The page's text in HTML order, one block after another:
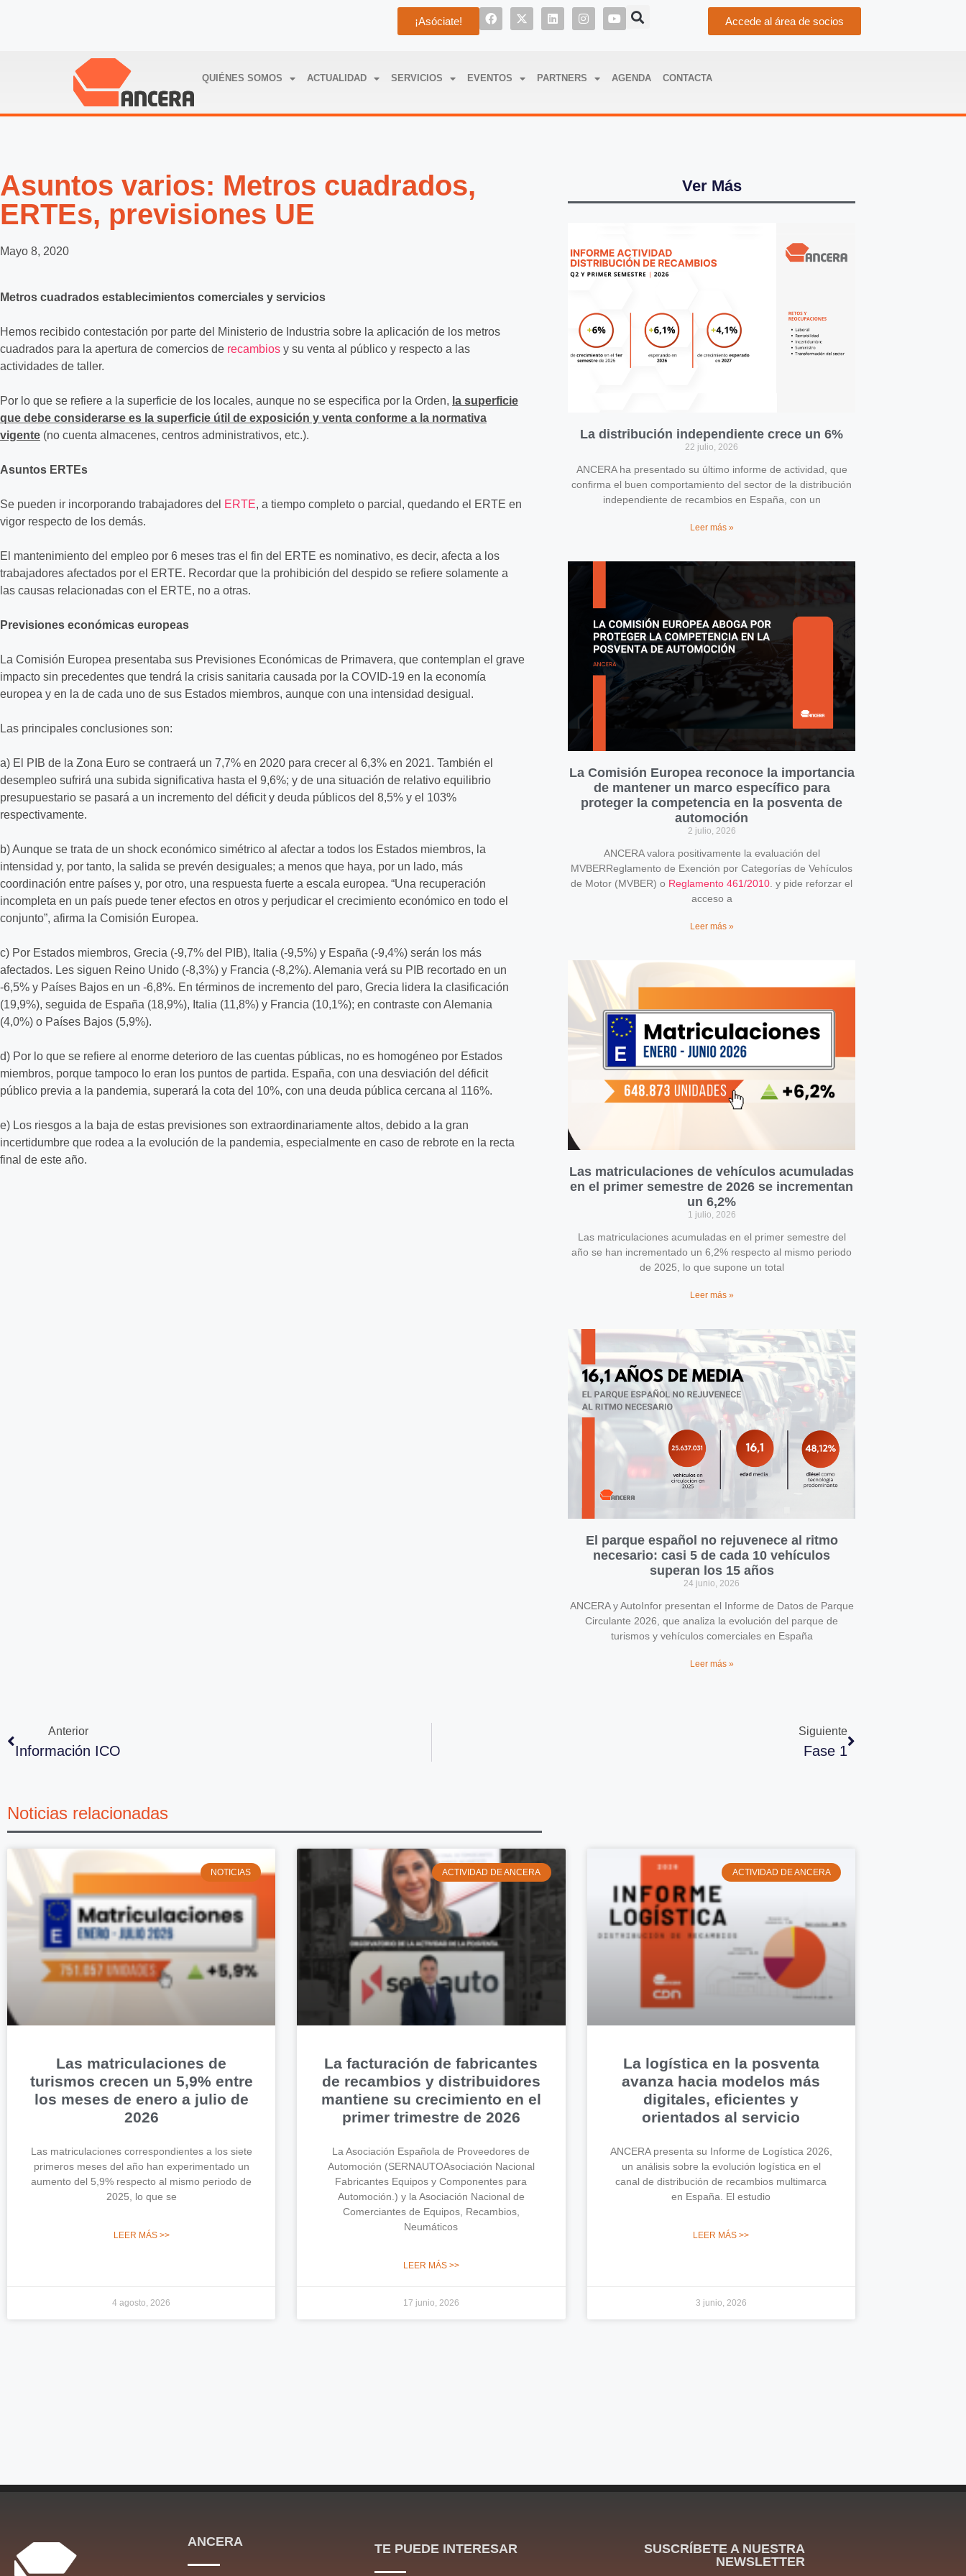
¡Asóciate! Accede al área de socios
QUIÉNES SOMOS ACTUALIDAD SERVICIOS EVENTOS PARTNERS AGENDA CONTACTA
Asuntos varios: Metros cuadrados,
ERTEs, previsiones UE
Mayo 8, 2020
Metros cuadrados establecimientos comerciales y servicios
Hemos recibido contestación por parte del Ministerio de Industria sobre la aplicación de los metros
cuadrados para la apertura de comercios de recambios y su venta al público y respecto a las
actividades de taller.
Por lo que se refiere a la superficie de los locales, aunque no se especifica por la Orden, la superficie
que debe considerarse es la superficie útil de exposición y venta conforme a la normativa
vigente (no cuenta almacenes, centros administrativos, etc.).
Asuntos ERTEs
Se pueden ir incorporando trabajadores del ERTE, a tiempo completo o parcial, quedando el ERTE en
vigor respecto de los demás.
El mantenimiento del empleo por 6 meses tras el fin del ERTE es nominativo, es decir, afecta a los
trabajadores afectados por el ERTE. Recordar que la prohibición del despido se refiere solamente a
las causas relacionadas con el ERTE, no a otras.
Previsiones económicas europeas
La Comisión Europea presentaba sus Previsiones Económicas de Primavera, que contemplan el grave
impacto sin precedentes que tendrá la crisis sanitaria causada por la COVID-19 en la economía
europea y en la de cada uno de sus Estados miembros, aunque con una intensidad desigual.
Las principales conclusiones son:
a) El PIB de la Zona Euro se contraerá un 7,7% en 2020 para crecer al 6,3% en 2021. También el
desempleo sufrirá una subida significativa hasta el 9,6%; y de una situación de relativo equilibrio
presupuestario se pasará a un incremento del déficit y deuda públicos del 8,5% y el 103%
respectivamente.
b) Aunque se trata de un shock económico simétrico al afectar a todos los Estados miembros, la
intensidad y, por tanto, la salida se prevén desiguales; a menos que haya, por un lado, más
coordinación entre países y, por otro, una respuesta fuerte a escala europea. “Una recuperación
incompleta en un país puede tener efectos en otros y perjudicar el crecimiento económico en todo el
conjunto”, afirma la Comisión Europea.
c) Por Estados miembros, Grecia (-9,7% del PIB), Italia (-9,5%) y España (-9,4%) serán los más
afectados. Les siguen Reino Unido (-8,3%) y Francia (-8,2%). Alemania verá su PIB recortado en un
-6,5% y Países Bajos en un -6,8%. En términos de incremento del paro, Grecia lidera la clasificación
(19,9%), seguida de España (18,9%), Italia (11,8%) y Francia (10,1%); en contraste con Alemania
(4,0%) o Países Bajos (5,9%).
d) Por lo que se refiere al enorme deterioro de las cuentas públicas, no es homogéneo por Estados
miembros, porque tampoco lo eran los puntos de partida. España, con una desviación del déficit
público previa a la pandemia, superará la cota del 10%, con una deuda pública cercana al 116%.
e) Los riesgos a la baja de estas previsiones son extraordinariamente altos, debido a la gran
incertidumbre que rodea a la evolución de la pandemia, especialmente en caso de rebrote en la recta
final de este año.
Ver Más
La distribución independiente crece un 6%
22 julio, 2026
ANCERA ha presentado su último informe de actividad, que
confirma el buen comportamiento del sector de la distribución
independiente de recambios en España, con un
Leer más »
La Comisión Europea reconoce la importancia
de mantener un marco específico para
proteger la competencia en la posventa de
automoción
2 julio, 2026
ANCERA valora positivamente la evaluación del
MVBERReglamento de Exención por Categorías de Vehículos
de Motor (MVBER) o Reglamento 461/2010 . y pide reforzar el
acceso a
Leer más »
Las matriculaciones de vehículos acumuladas
en el primer semestre de 2026 se incrementan
un 6,2%
1 julio, 2026
Las matriculaciones acumuladas en el primer semestre del
año se han incrementado un 6,2% respecto al mismo periodo
de 2025, lo que supone un total
Leer más »
El parque español no rejuvenece al ritmo
necesario: casi 5 de cada 10 vehículos
superan los 15 años
24 junio, 2026
ANCERA y AutoInfor presentan el Informe de Datos de Parque
Circulante 2026, que analiza la evolución del parque de
turismos y vehículos comerciales en España
Leer más »
Anterior
Información ICO
Siguiente
Fase 1
Noticias relacionadas
NOTICIAS
Las matriculaciones de
turismos crecen un 5,9% entre
los meses de enero a julio de
2026
Las matriculaciones correspondientes a los siete
primeros meses del año han experimentado un
aumento del 5,9% respecto al mismo periodo de
2025, lo que se
LEER MÁS >>
4 agosto, 2026
ACTIVIDAD DE ANCERA
La facturación de fabricantes
de recambios y distribuidores
mantiene su crecimiento en el
primer trimestre de 2026
La Asociación Española de Proveedores de
Automoción (SERNAUTOAsociación Nacional
Fabricantes Equipos y Componentes para
Automoción.) y la Asociación Nacional de
Comerciantes de Equipos, Recambios,
Neumáticos
LEER MÁS >>
17 junio, 2026
ACTIVIDAD DE ANCERA
La logística en la posventa
avanza hacia modelos más
digitales, eficientes y
orientados al servicio
ANCERA presenta su Informe de Logística 2026,
un análisis sobre la evolución logística en el
canal de distribución de recambios multimarca
en España. El estudio
LEER MÁS >>
3 junio, 2026
ANCERA TE PUEDE INTERESAR
SUSCRÍBETE A NUESTRA
NEWSLETTER